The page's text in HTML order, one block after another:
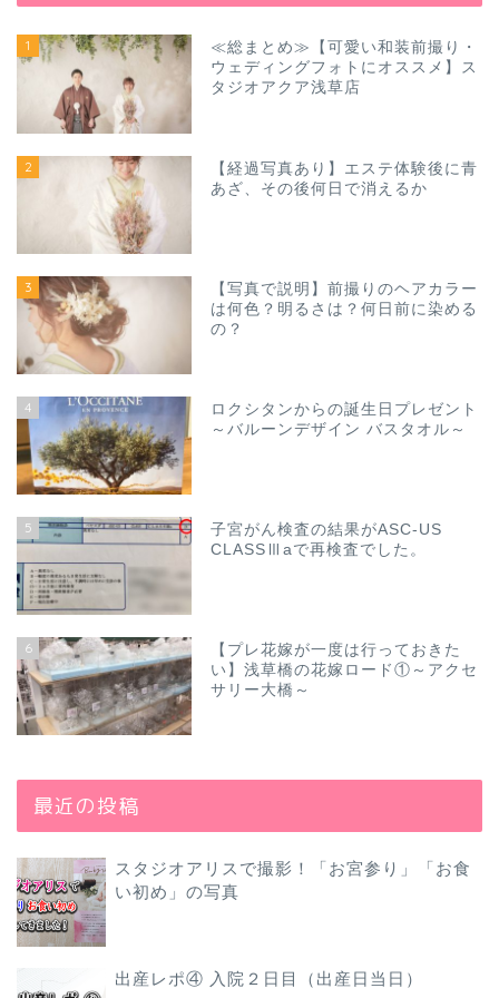
1
≪総まとめ≫【可愛い和装前撮り・
ウェディングフォトにオススメ】ス
タジオアクア浅草店
2
【経過写真あり】エステ体験後に青
あざ、その後何日で消えるか
3
【写真で説明】前撮りのヘアカラー
は何色？明るさは？何日前に染める
の？
4
ロクシタンからの誕生日プレゼント
～バルーンデザイン バスタオル～
5
子宮がん検査の結果がASC-US
CLASSⅢaで再検査でした。
6
【プレ花嫁が一度は行っておきた
い】浅草橋の花嫁ロード①～アクセ
サリー大橋～
最近の投稿
スタジオアリスで撮影！「お宮参り」「お食
い初め」の写真
出産レポ④ 入院２日目（出産日当日）